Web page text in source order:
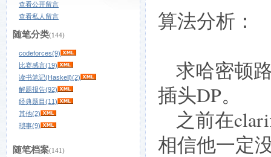
查看公开留言
查看私人留言
随笔分类(144)
codeforces(9)
比赛感言(19)
读书笔记(Haskell)(2)
解题报告(92)
经典题目(11)
其他(2)
琐事(9)
随笔档案(141)
算法分析：
求哈密顿
插头DP。
之前在
相信他一定